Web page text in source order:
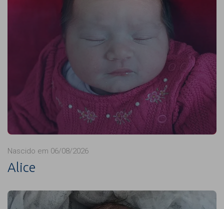
Nascido em 06/08/2026
Alice